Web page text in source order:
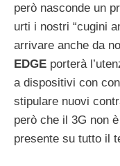
però nasconde un
urti i nostri “cugini
arrivare anche da
EDGE porterà
a dispositivi con
stipulare nuovi
però che il 3G non
presente su tutto il